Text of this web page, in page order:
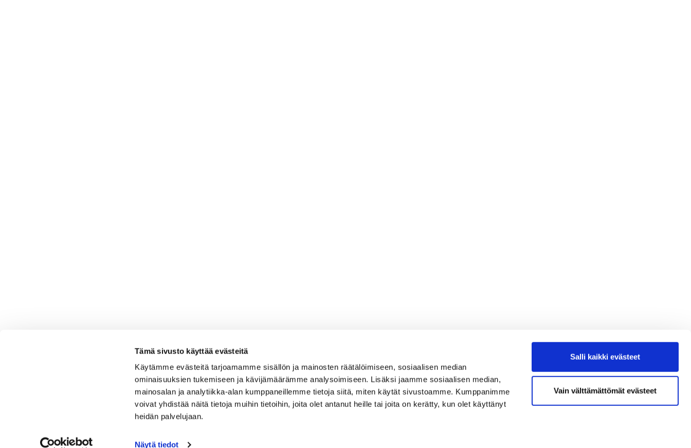
Tämä sivusto käyttää evästeitä
Käytämme evästeitä tarjoamamme sisällön ja mainosten räätälöimiseen, sosiaalisen median
ominaisuuksien tukemiseen ja kävijämäärämme analysoimiseen. Lisäksi jaamme sosiaalisen median,
mainosalan ja analytiikka-alan kumppaneillemme tietoja siitä, miten käytät sivustoamme. Kumppanimme
voivat yhdistää näitä tietoja muihin tietoihin, joita olet antanut heille tai joita on kerätty, kun olet käyttänyt
heidän palvelujaan.
Näytä tiedot
Salli kaikki evästeet
Vain välttämättömät evästeet